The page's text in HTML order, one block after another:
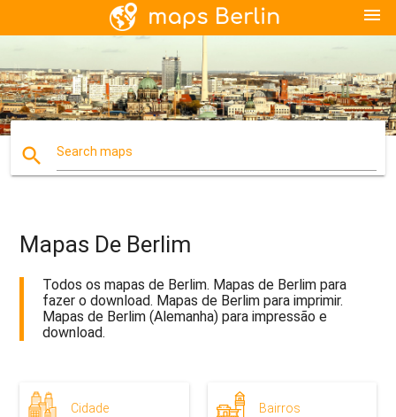
menu
search Search maps
Mapas De Berlim
Todos os mapas de Berlim. Mapas de Berlim para
fazer o download. Mapas de Berlim para imprimir.
Mapas de Berlim (Alemanha) para impressão e
download.
Cidade Bairros